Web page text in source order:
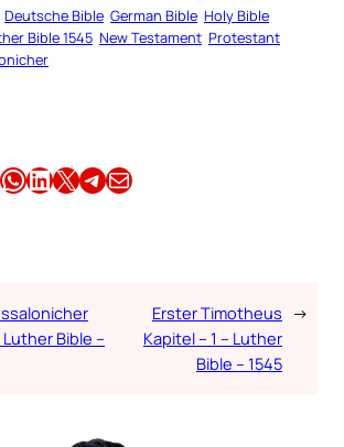
Deutsche Bible German Bible Holy Bible
Bible 1545 New Testament Protestant
Share this article on WhatsApp Share this article on LinkedIn Share this article on X Share this article on TelegramEmail this Article
Bible –
Erster Timotheus
Kapitel – 1 – Luther
Bible – 1545
→